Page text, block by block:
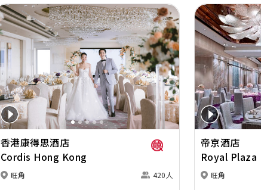
Previous Next
香港康得思酒店
Cordis Hong Kong
旺角 420人
Previous
帝京酒店
Royal
旺角